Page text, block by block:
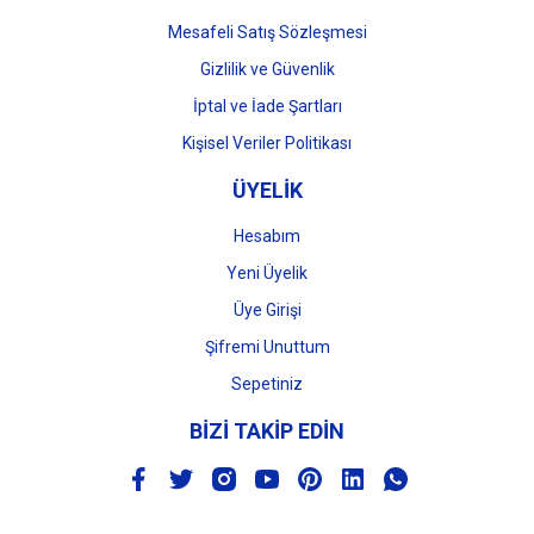
Mesafeli Satış Sözleşmesi
Gizlilik ve Güvenlik
İptal ve İade Şartları
Kişisel Veriler Politikası
ÜYELİK
Hesabım
Yeni Üyelik
Üye Girişi
Şifremi Unuttum
Sepetiniz
BİZİ TAKİP EDİN